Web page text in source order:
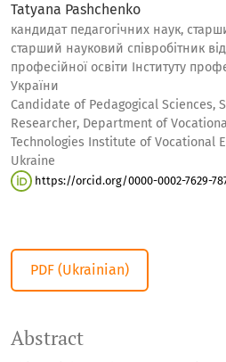
Tatyana Pashchenko
кандидат педагогічних наук,
старший науковий співробітник
професійної освіти Інституту
України
Candidate of Pedagogical Sciences,
Researcher, Department of
Technologies Institute of Vocational
Ukraine
https://orcid.org/0000-0002-7629-
PDF (Ukrainian)
Abstract